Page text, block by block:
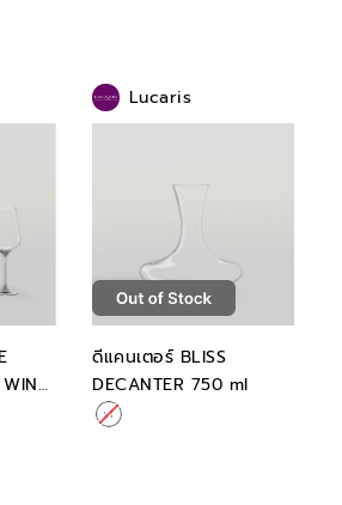
Lucaris
ดีแคนเตอร์ BLISS
DECANTER 750 ml